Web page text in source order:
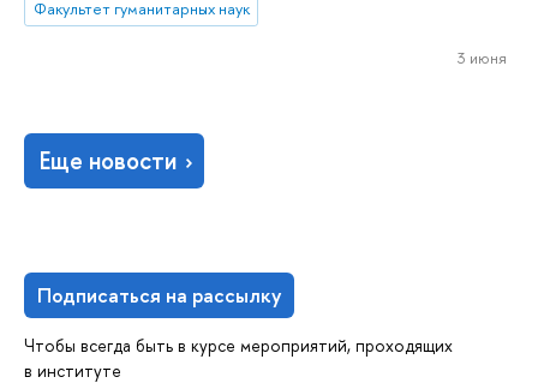
Подписаться на рассылку
Чтобы всегда быть в курсе мероприятий, проходящих
в институте
Факультет гуманитарных наук
3 июня
Еще новости